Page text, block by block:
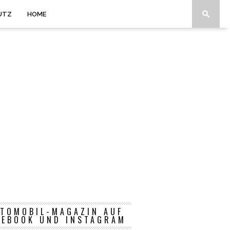
HOME
MAGAZIN AUF
UND INSTAGRAM